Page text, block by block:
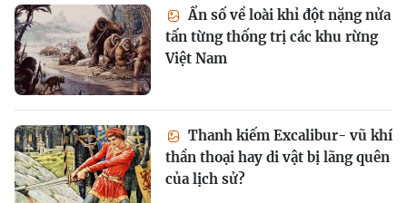
Ẩn số về loài khỉ đột nặng nửa
tấn từng thống trị các khu rừng
Việt Nam
Thanh kiếm Excalibur- vũ khí
thần thoại hay di vật bị lãng quên
của lịch sử?